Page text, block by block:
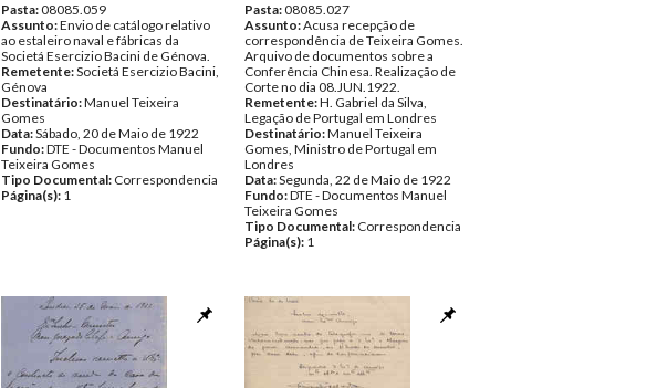
Pasta:08085.059
Assunto:Envio de catálogo relativo
ao estaleiro naval e fábricas da
Societá Esercizio Bacini de Génova.
Remetente:Societá Esercizio Bacini,
Génova
Destinatário:Manuel Teixeira
Gomes
Data:Sábado, 20 de Maio de 1922
Fundo:DTE - Documentos Manuel
Teixeira Gomes
Tipo Documental: Correspondencia
Página(s): 1
Pasta:08085.027
Assunto:Acusa recepção de
correspondência de Teixeira Gomes.
Arquivo de documentos sobre a
Conferência Chinesa. Realização de
Corte no dia 08.JUN.1922.
Remetente:H. Gabriel da Silva,
Legação de Portugal em Londres
Destinatário:Manuel Teixeira
Gomes, Ministro de Portugal em
Londres
Data:Segunda, 22 de Maio de 1922
Fundo:DTE - Documentos Manuel
Teixeira Gomes
Tipo Documental: Correspondencia
Página(s): 1